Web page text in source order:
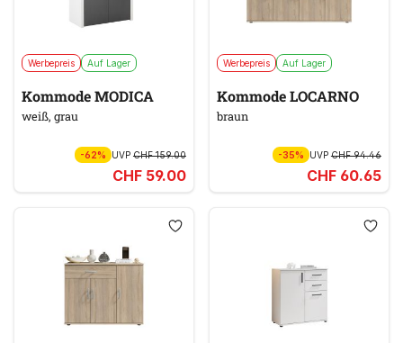
Werbepreis Auf Lager
Kommode MODICA
weiß, grau
-62% UVP CHF 159.00
CHF 59.00
Werbepreis Auf Lager
Kommode LOCARNO
braun
-35% UVPCHF 94.46
CHF 60.65